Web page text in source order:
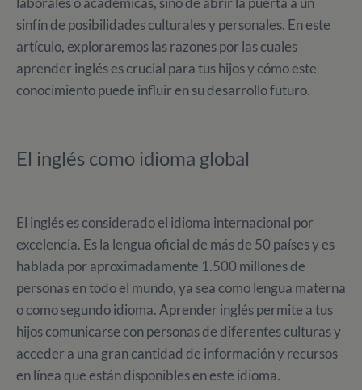
sinfín de posibilidades culturales y personales. En este
artículo, exploraremos las razones por las cuales
aprender inglés es crucial para tus hijos y cómo este
conocimiento puede influir en su desarrollo futuro.
El inglés como idioma global
El inglés es considerado el idioma internacional por
excelencia. Es la lengua oficial de más de 50 países y es
hablada por aproximadamente 1.500 millones de
personas en todo el mundo, ya sea como lengua materna
o como segundo idioma. Aprender inglés permite a tus
hijos comunicarse con personas de diferentes culturas y
acceder a una gran cantidad de información y recursos
en línea que están disponibles en este idioma.